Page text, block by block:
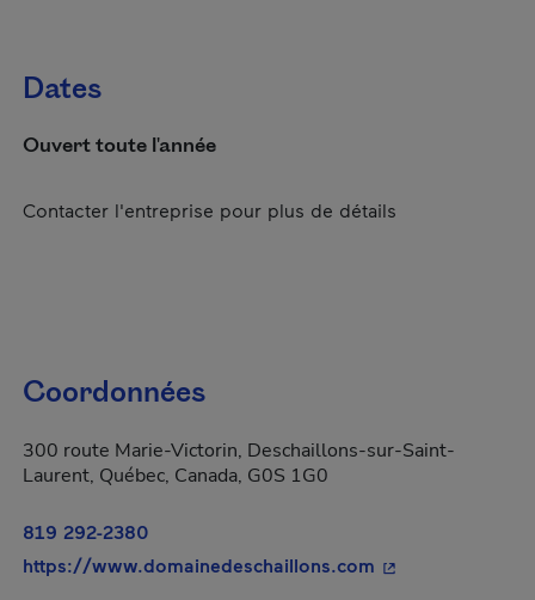
Dates
Ouvert toute l'année
Contacter l'entreprise pour plus de détails
Coordonnées
300 route Marie-Victorin, Deschaillons-sur-Saint-
Laurent, Québec, Canada, G0S 1G0
819 292-2380
https://www.domainedeschaillons.com - Cet hyperlien